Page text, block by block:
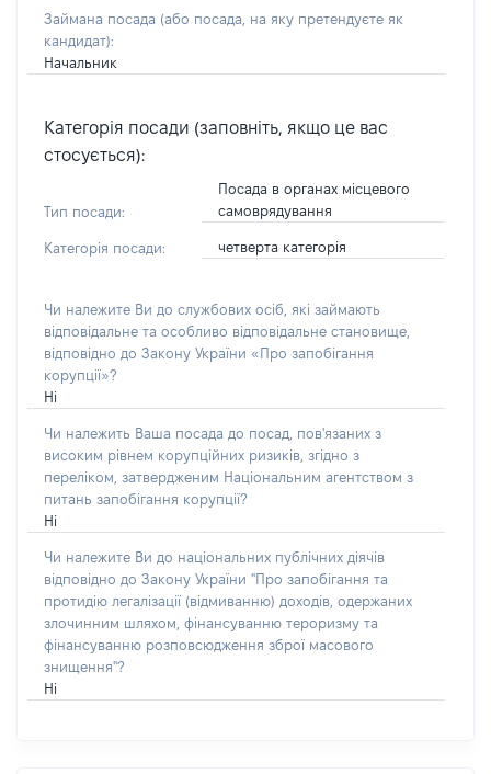
Займана посада (або посада, на яку претендуєте як
кандидат):
Начальник
Категорія посади (заповніть, якщо це вас
стосується):
Тип посади:
Посада в органах місцевого
самоврядування
Категорія посади: четверта категорія
Чи належите Ви до службових осіб, які займають
відповідальне та особливо відповідальне становище,
відповідно до Закону України «Про запобігання
корупції»?
Ні
Чи належить Ваша посада до посад, пов'язаних з
високим рівнем корупційних ризиків, згідно з
переліком, затвердженим Національним агентством з
питань запобігання корупції?
Ні
Чи належите Ви до національних публічних діячів
відповідно до Закону України "Про запобігання та
протидію легалізації (відмиванню) доходів, одержаних
злочинним шляхом, фінансуванню тероризму та
фінансуванню розповсюдження зброї масового
знищення"?
Ні